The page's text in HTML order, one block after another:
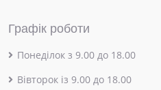
Графік роботи
Понеділок з 9.00 до 18.00
Вівторок із 9.00 до 18.00